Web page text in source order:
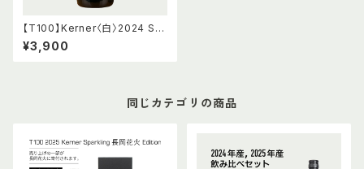
【T100】Kerner〈白〉2024 Sp
arkling
¥3,900
同じカテゴリの商品